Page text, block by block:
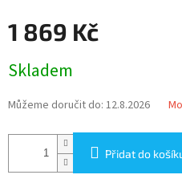
1 869 Kč
cena:
Skladem
Můžeme doručit do: 12.8.2026
Přidat do